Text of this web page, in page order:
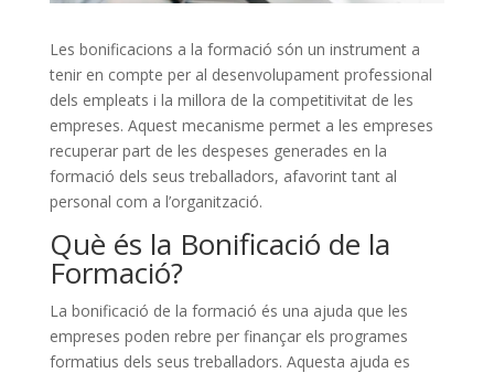
Les bonificacions a la formació són un instrument a
tenir en compte per al desenvolupament professional
dels empleats i la millora de la competitivitat de les
empreses. Aquest mecanisme permet a les empreses
recuperar part de les despeses generades en la
formació dels seus treballadors, afavorint tant al
personal com a l’organització.
Què és la Bonificació de la
Formació?
La bonificació de la formació és una ajuda que les
empreses poden rebre per finançar els programes
formatius dels seus treballadors. Aquesta ajuda es